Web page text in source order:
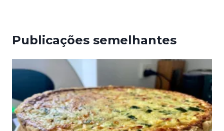
Publicações semelhantes